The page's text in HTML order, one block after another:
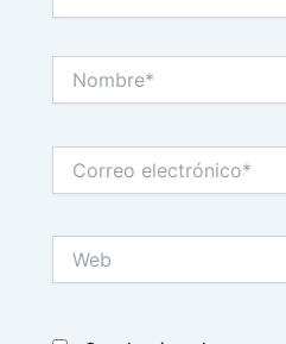
electrónico*